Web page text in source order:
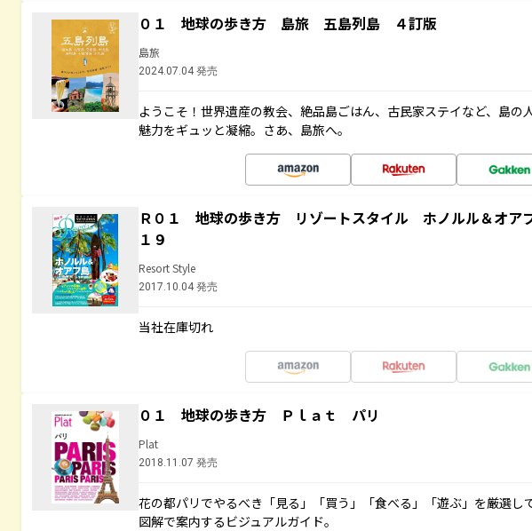
０１ 地球の歩き方 島旅 五島列島 ４訂版
島旅
2024.07.04 発売
ようこそ！世界遺産の教会、絶品島ごはん、古民家ステイなど、島の
魅力をギュッと凝縮。さあ、島旅へ。
Ｒ０１ 地球の歩き方 リゾートスタイル ホノルル＆オア
１９
Resort Style
2017.10.04 発売
当社在庫切れ
０１ 地球の歩き方 Ｐｌａｔ パリ
Plat
2018.11.07 発売
花の都パリでやるべき「見る」「買う」「食べる」「遊ぶ」を厳選し
図解で案内するビジュアルガイド。